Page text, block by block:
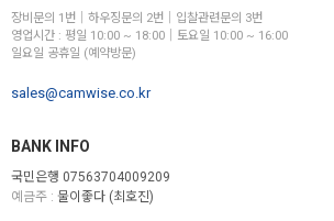
장비문의 1번│하우징문의 2번│입찰관련문의 3번
영업시간 : 평일 10:00 ~ 18:00│토요일 10:00 ~ 16:00
일요일 공휴일 (예약방문)
sales@camwise.co.kr
BANK INFO
국민은행 07563704009209
예금주 : 물이좋다 (최호진)